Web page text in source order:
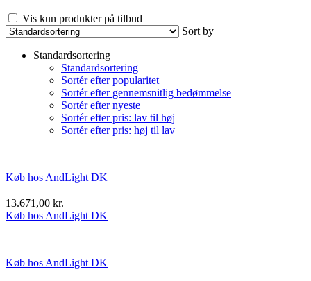
Vis kun produkter på tilbud
Sort by
Standardsortering
Standardsortering
Sortér efter popularitet
Sortér efter gennemsnitlig bedømmelse
Sortér efter nyeste
Sortér efter pris: lav til høj
Sortér efter pris: høj til lav
Køb hos AndLight DK
13.671,00 kr.
Køb hos AndLight DK
Køb hos AndLight DK